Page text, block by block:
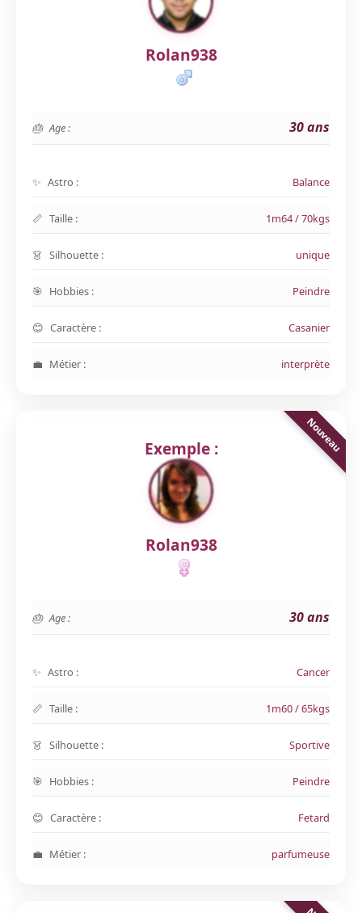
Rolan938
Age : 30 ans
Astro : Balance
Taille : 1m64 / 70kgs
Silhouette : unique
Hobbies : Peindre
Caractère : Casanier
Métier : interprète
Exemple :
Rolan938
Age : 30 ans
Astro : Cancer
Taille : 1m60 / 65kgs
Silhouette : Sportive
Hobbies : Peindre
Caractère : Fetard
Métier : parfumeuse